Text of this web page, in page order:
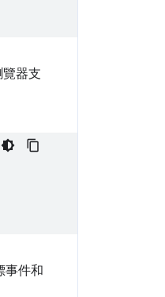
器支
事件和